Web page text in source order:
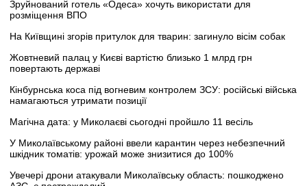
Зруйнований готель «Одеса» хочуть використати для
розміщення ВПО
На Київщині згорів притулок для тварин: загинуло вісім собак
Жовтневий палац у Києві вартістю близько 1 млрд грн
повертають державі
Кінбурнська коса під вогневим контролем ЗСУ: російські війська
намагаються утримати позиції
Магічна дата: у Миколаєві сьогодні пройшло 11 весіль
У Миколаївському районі ввели карантин через небезпечний
шкідник томатів: урожай може знизитися до 100%
Увечері дрони атакували Миколаївську область: пошкоджено